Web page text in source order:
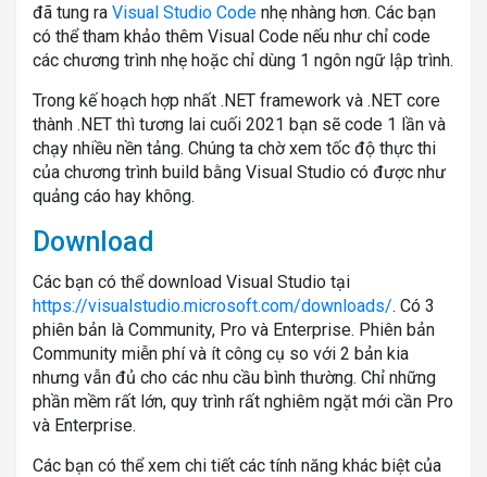
đã tung ra Visual Studio Code nhẹ nhàng hơn. Các bạn
có thể tham khảo thêm Visual Code nếu như chỉ code
các chương trình nhẹ hoặc chỉ dùng 1 ngôn ngữ lập trình.
Trong kế hoạch hợp nhất .NET framework và .NET core
thành .NET thì tương lai cuối 2021 bạn sẽ code 1 lần và
chạy nhiều nền tảng. Chúng ta chờ xem tốc độ thực thi
của chương trình build bằng Visual Studio có được như
quảng cáo hay không.
Download
Các bạn có thể download Visual Studio tại
https://visualstudio.microsoft.com/downloads/. Có 3
phiên bản là Community, Pro và Enterprise. Phiên bản
Community miễn phí và ít công cụ so với 2 bản kia
nhưng vẫn đủ cho các nhu cầu bình thường. Chỉ những
phần mềm rất lớn, quy trình rất nghiêm ngặt mới cần Pro
và Enterprise.
Các bạn có thể xem chi tiết các tính năng khác biệt của